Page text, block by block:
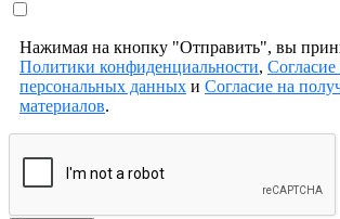
Нажимая на кнопку "Отправить", вы
Политики конфиденциальности, Согласие
персональных данных и Согласие на
материалов.